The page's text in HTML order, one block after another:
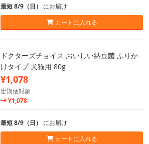
最短 8/9（日） にお届け
カートに入れる
ドクターズチョイス おいしい納豆菌 ふりか
けタイプ 犬猫用 80g
¥1,078
定期便対象
¥1,078
最短 8/9（日） にお届け
カートに入れる